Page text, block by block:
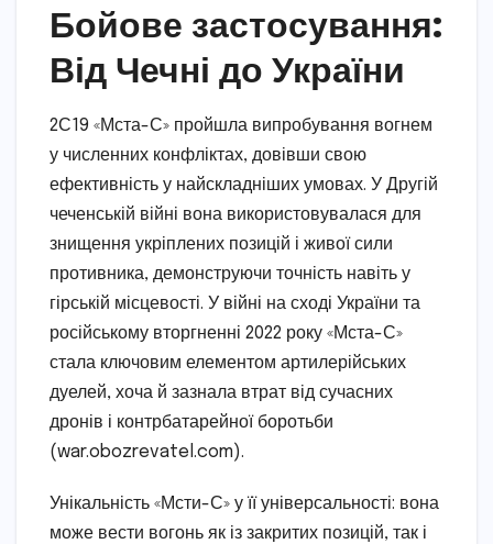
Бойове застосування:
Від Чечні до України
2С19 «Мста-С» пройшла випробування вогнем
у численних конфліктах, довівши свою
ефективність у найскладніших умовах. У Другій
чеченській війні вона використовувалася для
знищення укріплених позицій і живої сили
противника, демонструючи точність навіть у
гірській місцевості. У війні на сході України та
російському вторгненні 2022 року «Мста-С»
стала ключовим елементом артилерійських
дуелей, хоча й зазнала втрат від сучасних
дронів і контрбатарейної боротьби
(war.obozrevatel.com).
Унікальність «Мсти-С» у її універсальності: вона
може вести вогонь як із закритих позицій, так і